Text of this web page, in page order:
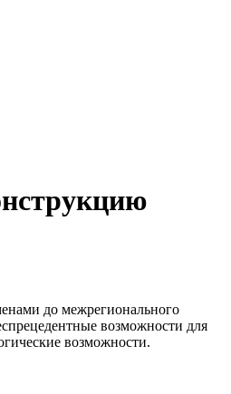
до межрегионального
возможности для
возможности.